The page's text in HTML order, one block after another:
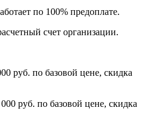
по 100% предоплате.
счет организации.
руб. по базовой цене, скидка
руб. по базовой цене, скидка